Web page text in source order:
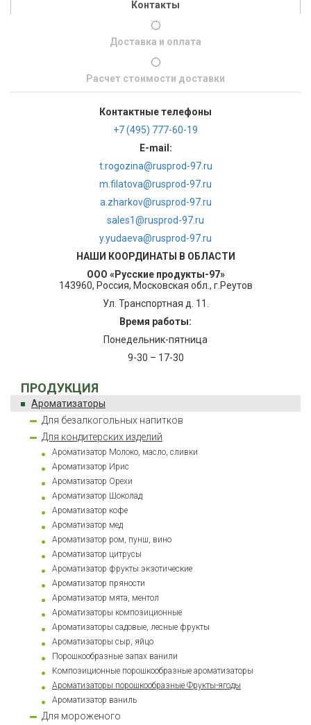
ПРОДУКЦИЯ
Ароматизаторы
Для безалкогольных напитков
Для кондитерских изделий
Ароматизатор Молоко, масло, сливки
Ароматизатор Ирис
Ароматизатор Орехи
Ароматизатор Шоколад
Ароматизатор кофе
Ароматизатор мед
Ароматизатор ром, пунш, вино
Ароматизатор цитрусы
Ароматизатор фрукты экзотические
Ароматизатор пряности
Ароматизатор мята, ментол
Ароматизаторы композиционные
Ароматизаторы садовые, лесные фрукты
Ароматизаторы сыр, яйцо
Порошкообразные запах ванили
Композиционные порошкообразные ароматизаторы
Ароматизаторы порошкообразные Фрукты-ягоды
Ароматизатор ваниль
Для мороженого
Контакты
Доставка и оплата
Расчет стоимости доставки
Контактные телефоны
+7 (495) 777-60-19
E-mail:
t.rogozina@rusprod-97.ru
m.filatova@rusprod-97.ru
a.zharkov@rusprod-97.ru
sales1@rusprod-97.ru
y.yudaeva@rusprod-97.ru
НАШИ КООРДИНАТЫ В ОБЛАСТИ
ООО «Русские продукты-97»
143960, Россия, Московская обл., г.Реутов
Ул. Транспортная д. 11.
Время работы:
Понедельник-пятница
9-30 – 17-30